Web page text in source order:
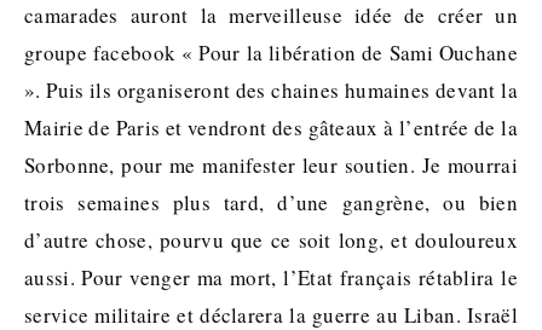
camarades auront la merveilleuse idée de créer un
groupe facebook « Pour la libération de Sami Ouchane
». Puis ils organiseront des chaines humaines devant la
Mairie de Paris et vendront des gâteaux à l’entrée de la
Sorbonne, pour me manifester leur soutien. Je mourrai
trois semaines plus tard, d’une gangrène, ou bien
d’autre chose, pourvu que ce soit long, et douloureux
aussi. Pour venger ma mort, l’Etat français rétablira le
service militaire et déclarera la guerre au Liban. Israël